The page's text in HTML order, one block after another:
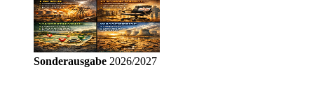
Sonderausgabe 2026/2027